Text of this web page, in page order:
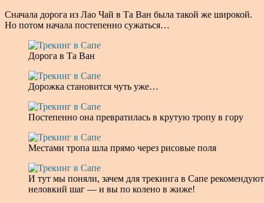
Сначала дорога из Лао Чай в Та Ван была такой же широкой.
Но потом начала постепенно сужаться…
Дорога в Та Ван
Дорожка становится чуть уже…
Постепенно она превратилась в крутую тропу в гору
Местами тропа шла прямо через рисовые поля
И тут мы поняли, зачем для трекинга в Сапе
неловкий шаг — и вы по колено в жиже!